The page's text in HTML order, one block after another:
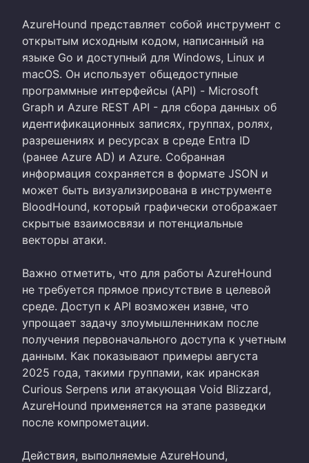
AzureHound представляет собой инструмент с
открытым исходным кодом, написанный на
языке Go и доступный для Windows, Linux и
macOS. Он использует общедоступные
программные интерфейсы (API) - Microsoft
Graph и Azure REST API - для сбора данных об
идентификационных записях, группах, ролях,
разрешениях и ресурсах в среде Entra ID
(ранее Azure AD) и Azure. Собранная
информация сохраняется в формате JSON и
может быть визуализирована в инструменте
BloodHound, который графически отображает
скрытые взаимосвязи и потенциальные
векторы атаки.
Важно отметить, что для работы AzureHound
не требуется прямое присутствие в целевой
среде. Доступ к API возможен извне, что
упрощает задачу злоумышленникам после
получения первоначального доступа к учетным
данным. Как показывают примеры августа
2025 года, такими группами, как иранская
Curious Serpens или атакующая Void Blizzard,
AzureHound применяется на этапе разведки
после компрометации.
Действия, выполняемые AzureHound,